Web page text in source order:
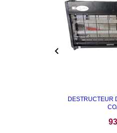
DESTRUCTEUR
